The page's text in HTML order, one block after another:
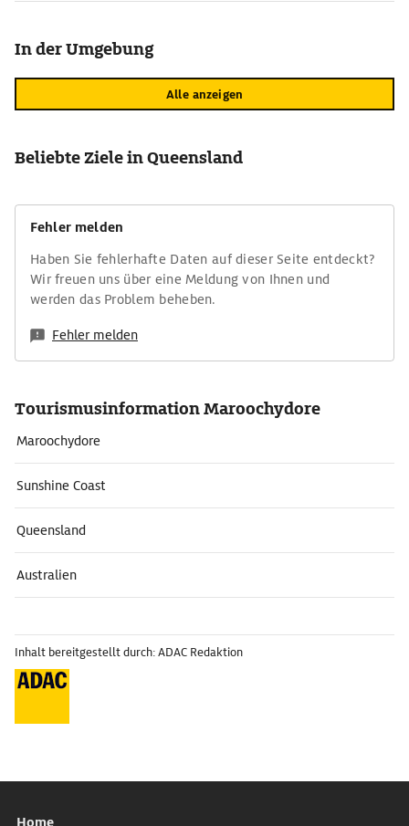
In der Umgebung
Alle anzeigen
Beliebte Ziele in Queensland
Fehler melden
Haben Sie fehlerhafte Daten auf dieser Seite entdeckt?
Wir freuen uns über eine Meldung von Ihnen und
werden das Problem beheben.
Fehler melden
Tourismusinformation Maroochydore
Maroochydore
Sunshine Coast
Queensland
Australien
Inhalt bereitgestellt durch: ADAC Redaktion
Home